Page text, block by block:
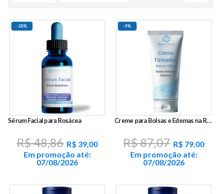
-20%
Sérum Facial para Rosácea
R$48,86 preço
original
era:
R$ 48,86.
R$ 39,00preço
atual
Em promoção até:
07/08/2026
-9%
Creme para Bolsas e Edemas na Região dos Olhos 30g
R$87,07 preço
original
era:
R$ 87,07.
R$ 79,00
Em promoção até:
07/08/2026